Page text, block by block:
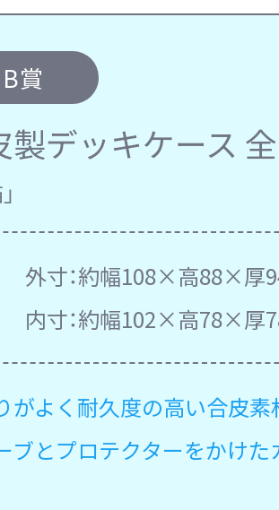
B賞
製デッキケース
外寸：約幅108×高88×厚
内寸：約幅102×高78×厚
がよく耐久度の高い合皮素
ブとプロテクターをかけ